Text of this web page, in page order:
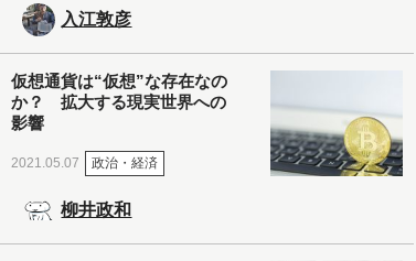
入江敦彦
仮想通貨は“仮想”な存在なの
か？ 拡大する現実世界への
影響
2021.05.07 政治・経済
柳井政和